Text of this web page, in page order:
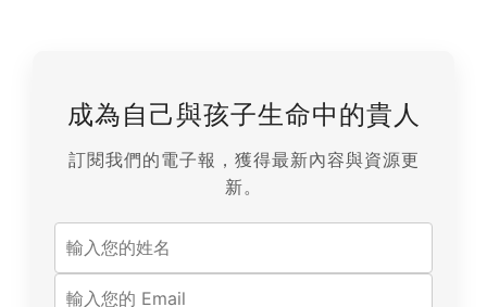
成為自己與孩子生命中的貴人
訂閱我們的電子報，獲得最新內容與資源更
新。